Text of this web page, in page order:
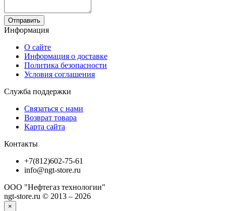
Отправить
Информация
О сайте
Информация о доставке
Политика безопасности
Условия соглашения
Служба поддержки
Связаться с нами
Возврат товара
Карта сайта
Контакты
+7(812)602-75-61
info@ngt-store.ru
ООО "Нефтегаз технологии"
ngt-store.ru © 2013 – 2026
×